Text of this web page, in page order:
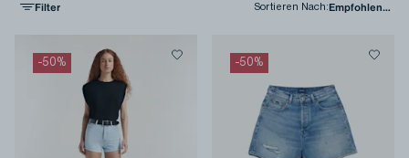
Filter Sortieren Nach :
-50% -50%